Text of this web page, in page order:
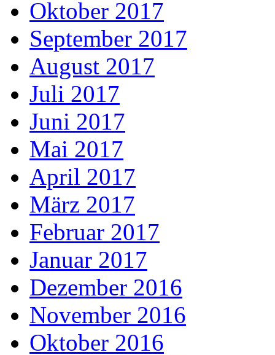
Oktober 2017
September 2017
August 2017
Juli 2017
Juni 2017
Mai 2017
April 2017
März 2017
Februar 2017
Januar 2017
Dezember 2016
November 2016
Oktober 2016